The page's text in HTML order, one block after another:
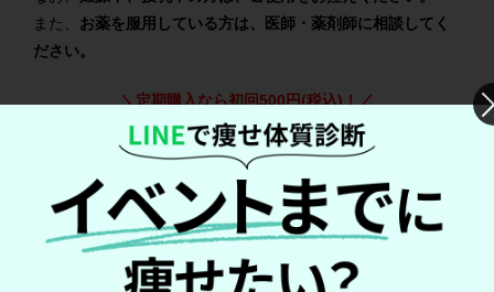
また、 お薬を服用している方は、医師・薬剤師に相談してく
ださい。
＼定期購入なら初回500円(税込)！／
シボリストの詳細を見る
→シボリスト公式サイトへ